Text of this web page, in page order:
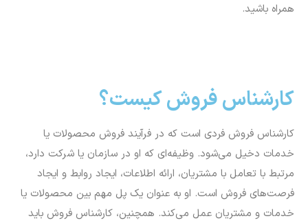
همراه باشید.
کارشناس فروش کیست؟
کارشناس فروش فردی است که در فرآیند فروش محصولات یا
خدمات دخیل می‌شود. وظیفه‌ای که او در سازمان یا شرکت دارد،
مرتبط با تعامل با مشتریان، ارائه اطلاعات، ایجاد روابط و ایجاد
فرصت‌های فروش است. او به عنوان یک پل مهم بین محصولات یا
خدمات و مشتریان عمل می‌کند. همچنین، کارشناس فروش باید